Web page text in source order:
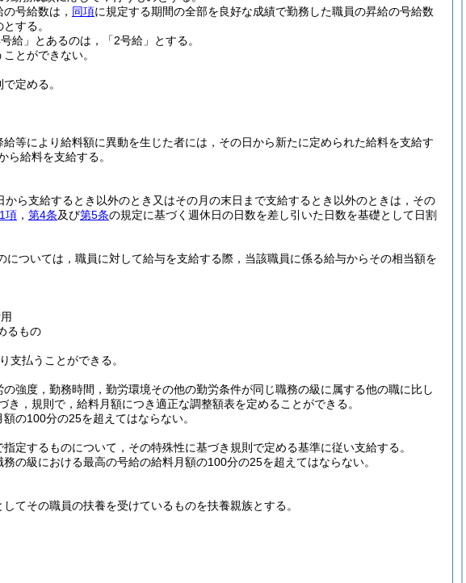
号給数は， 同項に規定する期間の全部を良好な成績で勤務した職員の昇給の号給数
する。
給」とあるのは，「2号給」とする。
とができない。
定める。
等により給料額に異動を生じた者には，その日から新たに定められた給料を支給す
給料を支給する。
ら支給するとき以外のとき又はその月の末日まで支給するとき以外のときは，その
項 ， 第4条及び第5条の規定に基づく週休日の日数を差し引いた日数を基礎として日割
については，職員に対して給与を支給する際，当該職員に係る給与からその相当額を
るもの
支払うことができる。
強度，勤務時間，勤労環境その他の勤労条件が同じ職務の級に属する他の職に比し
，規則で，給料月額につき適正な調整額表を定めることができる。
の100分の25を超えてはならない。
定するものについて，その特殊性に基づき規則で定める基準に従い支給する。
の級における最高の号給の給料月額の100分の25を超えてはならない。
てその職員の扶養を受けているものを扶養親族とする。